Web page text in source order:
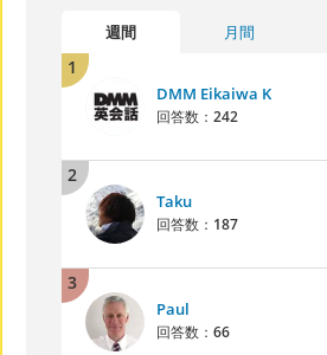
週間 月間
1
DMM Eikaiwa K
回答数： 242
2
Taku
回答数： 187
3
Paul
回答数： 66